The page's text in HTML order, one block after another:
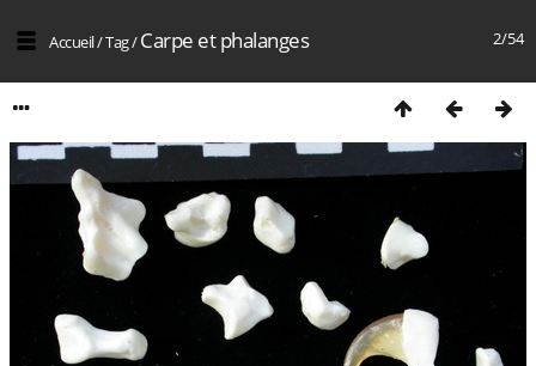
2/54
Accueil/Tag/Carpe et phalanges